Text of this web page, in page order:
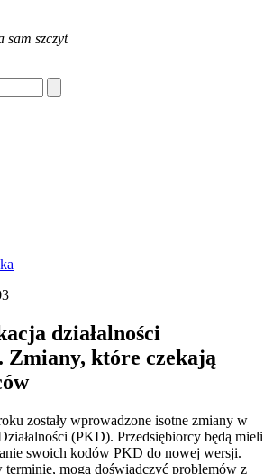
sam szczyt
działalności
Zmiany, które czekają
zostały wprowadzone isotne zmiany w
(PKD). Przedsiębiorcy będą mieli
swoich kodów PKD do nowej wersji.
terminie, mogą doświadczyć problemów z